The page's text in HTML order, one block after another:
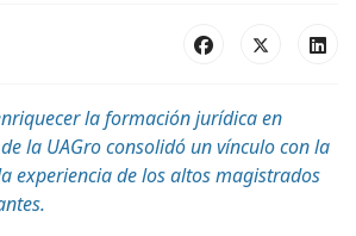
la formación jurídica en
la UAGro consolidó un vínculo con la
experiencia de los altos magistrados